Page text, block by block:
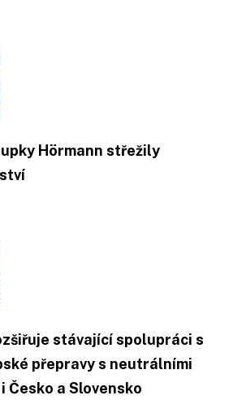
Hörmann střežily
stávající spolupráci s
přepravy s neutrálními
Česko a Slovensko